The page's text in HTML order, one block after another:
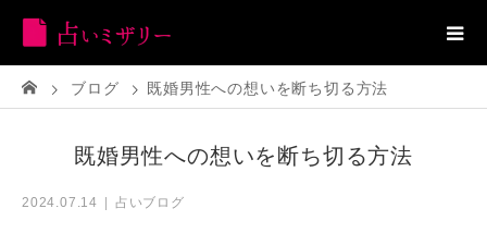
ブログ 既婚男性への想いを断ち切る方法
既婚男性への想いを断ち切る方法
2024.07.14 占いブログ